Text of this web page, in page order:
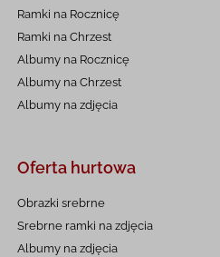
Ramki na Rocznicę
Ramki na Chrzest
Albumy na Rocznicę
Albumy na Chrzest
Albumy na zdjęcia
Oferta hurtowa
Obrazki srebrne
Srebrne ramki na zdjęcia
Albumy na zdjęcia